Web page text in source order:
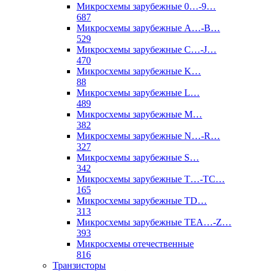
Микросхемы зарубежные 0…-9…
687
Микросхемы зарубежные A…-B…
529
Микросхемы зарубежные C…-J…
470
Микросхемы зарубежные K…
88
Микросхемы зарубежные L…
489
Микросхемы зарубежные M…
382
Микросхемы зарубежные N…-R…
327
Микросхемы зарубежные S…
342
Микросхемы зарубежные T…-TC…
165
Микросхемы зарубежные TD…
313
Микросхемы зарубежные TEA…-Z…
393
Микросхемы отечественные
816
Транзисторы